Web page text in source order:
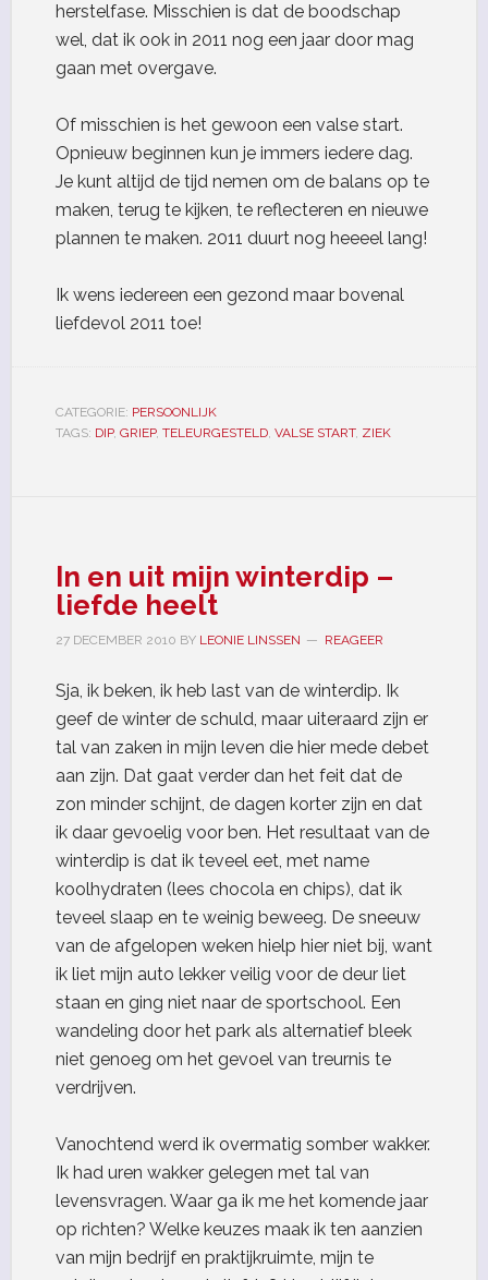
herstelfase. Misschien is dat de boodschap
wel, dat ik ook in 2011 nog een jaar door mag
gaan met overgave.
Of misschien is het gewoon een valse start.
Opnieuw beginnen kun je immers iedere dag.
Je kunt altijd de tijd nemen om de balans op te
maken, terug te kijken, te reflecteren en nieuwe
plannen te maken. 2011 duurt nog heeeel lang!
Ik wens iedereen een gezond maar bovenal
liefdevol 2011 toe!
CATEGORIE: PERSOONLIJK
TAGS: DIP, GRIEP, TELEURGESTELD, VALSE START, ZIEK
In en uit mijn winterdip –
liefde heelt
27 DECEMBER 2010 BY LEONIE LINSSEN REAGEER
Sja, ik beken, ik heb last van de winterdip. Ik
geef de winter de schuld, maar uiteraard zijn er
tal van zaken in mijn leven die hier mede debet
aan zijn. Dat gaat verder dan het feit dat de
zon minder schijnt, de dagen korter zijn en dat
ik daar gevoelig voor ben. Het resultaat van de
winterdip is dat ik teveel eet, met name
koolhydraten (lees chocola en chips), dat ik
teveel slaap en te weinig beweeg. De sneeuw
van de afgelopen weken hielp hier niet bij, want
ik liet mijn auto lekker veilig voor de deur liet
staan en ging niet naar de sportschool. Een
wandeling door het park als alternatief bleek
niet genoeg om het gevoel van treurnis te
verdrijven.
Vanochtend werd ik overmatig somber wakker.
Ik had uren wakker gelegen met tal van
levensvragen. Waar ga ik me het komende jaar
op richten? Welke keuzes maak ik ten aanzien
van mijn bedrijf en praktijkruimte, mijn te